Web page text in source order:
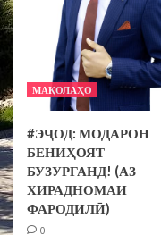
МАҚОЛАҲО
#ЭҶОД: МОДАРОН
БЕНИҲОЯТ
БУЗУРГАНД! (АЗ
ХИРАДНОМАИ
ФАРОДИЛӢ)
0